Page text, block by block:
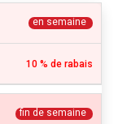
en semaine
10 % de rabais
fin de semaine